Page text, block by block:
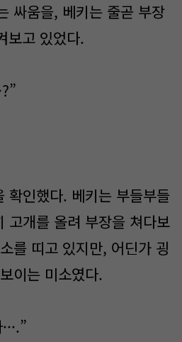
싸움을, 베키는 줄곧 부장
보고 있었다.
확인했다. 베키는 부들부들
고개를 올려 부장을 쳐다보
를 띠고 있지만, 어딘가 굉
이는 미소였다.